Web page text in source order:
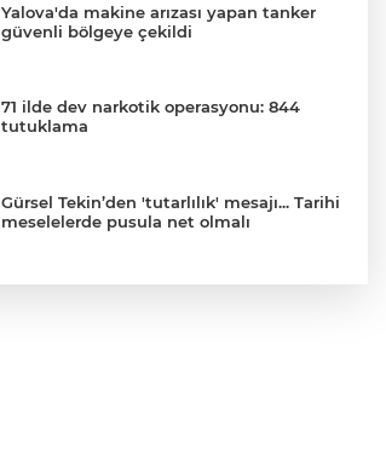
Yalova'da makine arızası yapan tanker
güvenli bölgeye çekildi
71 ilde dev narkotik operasyonu: 844
tutuklama
Gürsel Tekin’den 'tutarlılık' mesajı... Tarihi
meselelerde pusula net olmalı